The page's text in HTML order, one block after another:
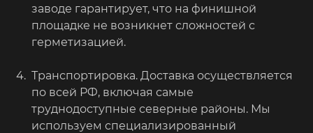
заводе гарантирует, что на финишной
площадке не возникнет сложностей с
герметизацией.
Транспортировка. Доставка осуществляется
по всей РФ, включая самые
труднодоступные северные районы. Мы
используем специализированный